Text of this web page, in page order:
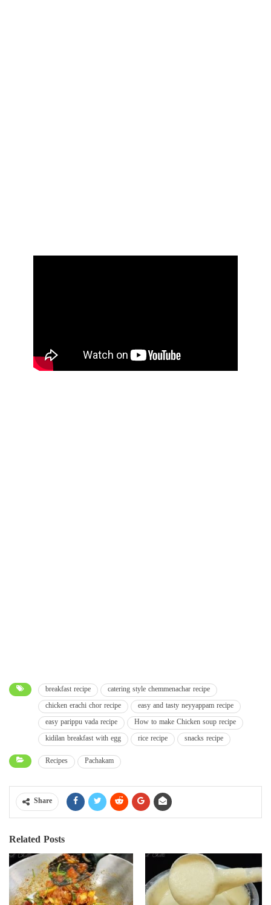
breakfast recipe
catering style chemmenachar recipe
chicken erachi chor recipe
easy and tasty neyyappam recipe
easy parippu vada recipe
How to make Chicken soup recipe
kidilan breakfast with egg
rice recipe snacks recipe
Recipes Pachakam
Share
Related Posts